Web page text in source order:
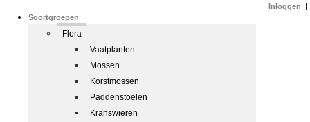
Soortgroepen
Flora
Vaatplanten
Mossen
Korstmossen
Paddenstoelen
Kranswieren
Inloggen |